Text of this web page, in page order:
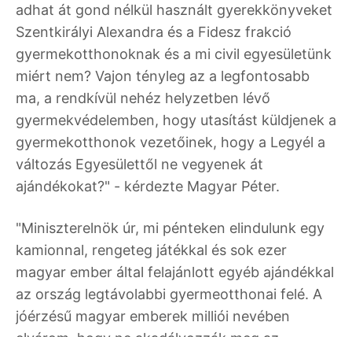
adhat át gond nélkül használt gyerekkönyveket
Szentkirályi Alexandra és a Fidesz frakció
gyermekotthonoknak és a mi civil egyesületünk
miért nem? Vajon tényleg az a legfontosabb
ma, a rendkívül nehéz helyzetben lévő
gyermekvédelemben, hogy utasítást küldjenek a
gyermekotthonok vezetőinek, hogy a Legyél a
változás Egyesülettől ne vegyenek át
ajándékokat?" - kérdezte Magyar Péter.
"Miniszterelnök úr, mi pénteken elindulunk egy
kamionnal, rengeteg játékkal és sok ezer
magyar ember által felajánlott egyéb ajándékkal
az ország legtávolabbi gyermeotthonai felé. A
jóérzésű magyar emberek milliói nevében